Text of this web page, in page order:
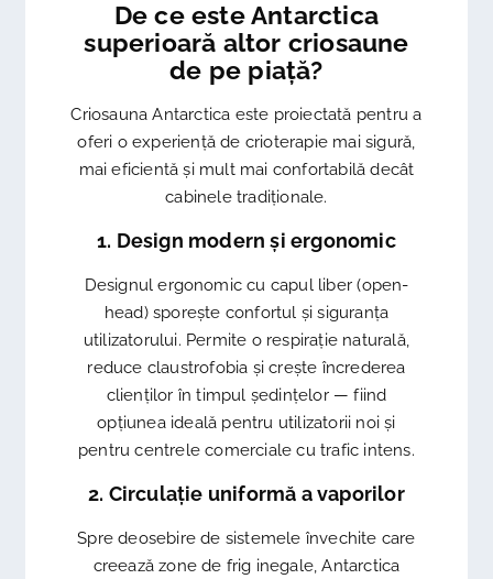
De ce este Antarctica
superioară altor criosaune
de pe piață?
Criosauna Antarctica este proiectată pentru a
oferi o experiență de crioterapie mai sigură,
mai eficientă și mult mai confortabilă decât
cabinele tradiționale.
1. Design modern și ergonomic
Designul ergonomic cu capul liber (open-
head) sporește confortul și siguranța
utilizatorului. Permite o respirație naturală,
reduce claustrofobia și crește încrederea
clienților în timpul ședințelor — fiind
opțiunea ideală pentru utilizatorii noi și
pentru centrele comerciale cu trafic intens.
2. Circulație uniformă a vaporilor
Spre deosebire de sistemele învechite care
creează zone de frig inegale, Antarctica